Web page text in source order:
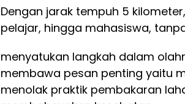
Dengan jarak tempuh 5 kilometer,
pelajar, hingga mahasiswa,
menyatukan langkah dalam
membawa pesan penting yaitu
menolak praktik pembakaran